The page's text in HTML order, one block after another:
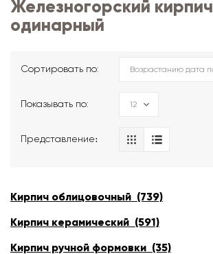
Железногорский кирпич
одинарный
Сортировать по:
Показывать по:
Представление։
Кирпич облицовочный (739)
Кирпич керамический (591)
Кирпич ручной формовки (35)